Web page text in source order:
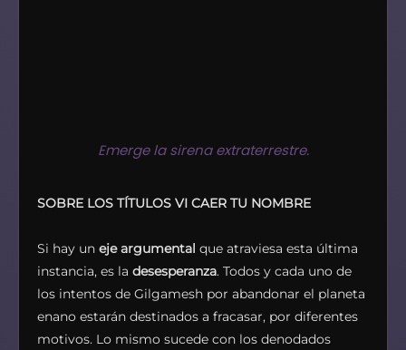
Emerge la sirena extraterrestre.
SOBRE LOS TÍTULOS VI CAER TU NOMBRE
Si hay un eje argumental que atraviesa esta última
instancia, es la desesperanza. Todos y cada uno de
los intentos de Gilgamesh por abandonar el planeta
enano estarán destinados a fracasar, por diferentes
motivos. Lo mismo sucede con los denodados